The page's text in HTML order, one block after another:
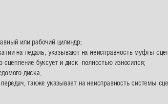
или рабочий цилиндр;
на педаль, указывают на неисправность муфты
буксует и диск полностью износился;
диска;
также указывает на неисправность системы